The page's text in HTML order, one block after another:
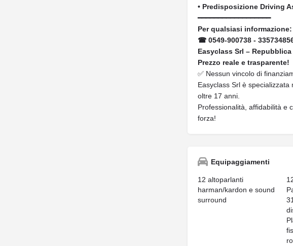
• Predisposizione Driving
━━━━━━━━━━━━━━━━━━
Per qualsiasi informazione:
☎ 0549-900738 -
Easyclass Srl –
Prezzo reale e trasparente!
✅ Nessun vincolo di
Easyclass Srl è
oltre 17 anni.
Professionalità, affidabilità e
forza!
Equipaggiamenti
12 altoparlanti
harman/kardon e sound
surround